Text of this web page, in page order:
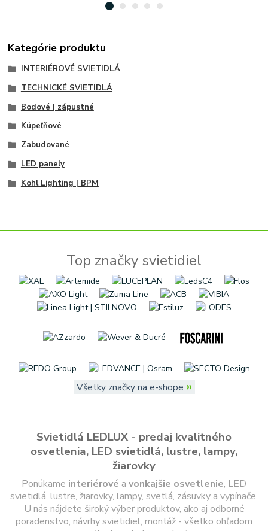
Kategórie produktu
INTERIÉROVÉ SVIETIDLÁ
TECHNICKÉ SVIETIDLÁ
Bodové | zápustné
Kúpeľňové
Zabudované
LED panely
Kohl Lighting | BPM
Top značky svietidiel
Všetky značky na e-shope »
Svietidlá LEDLUX - predaj kvalitného
osvetlenia, LED svietidlá, lustre, lampy,
žiarovky
Ponúkame interiérové a vonkajšie osvetlenie, LED
svietidlá, lustre, žiarovky, lampy, svetlá, zásuvky a vypínače.
U nás nájdete široký výber produktov, ako aj odborné
poradenstvo, návrhy svietidiel, montáž - všetko ohľadom